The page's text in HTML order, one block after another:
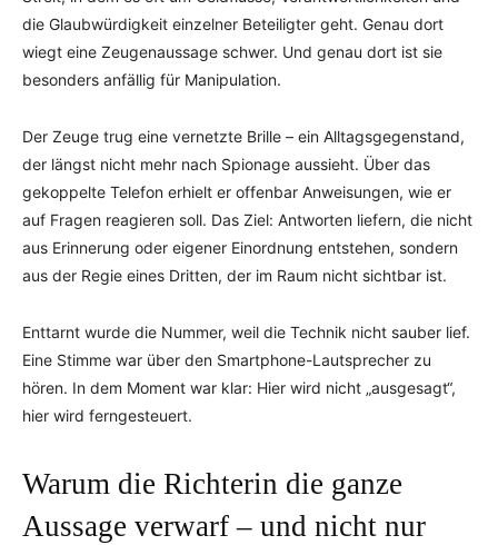
die Glaubwürdigkeit einzelner Beteiligter geht. Genau dort
wiegt eine Zeugenaussage schwer. Und genau dort ist sie
besonders anfällig für Manipulation.
Der Zeuge trug eine vernetzte Brille – ein Alltagsgegenstand,
der längst nicht mehr nach Spionage aussieht. Über das
gekoppelte Telefon erhielt er offenbar Anweisungen, wie er
auf Fragen reagieren soll. Das Ziel: Antworten liefern, die nicht
aus Erinnerung oder eigener Einordnung entstehen, sondern
aus der Regie eines Dritten, der im Raum nicht sichtbar ist.
Enttarnt wurde die Nummer, weil die Technik nicht sauber lief.
Eine Stimme war über den Smartphone-Lautsprecher zu
hören. In dem Moment war klar: Hier wird nicht „ausgesagt“,
hier wird ferngesteuert.
Warum die Richterin die ganze
Aussage verwarf – und nicht nur